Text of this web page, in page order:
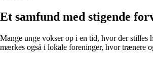
Et samfund med stigende
Mange unge vokser op i en tid, hvor der
mærkes også i lokale foreninger, hvor trænere